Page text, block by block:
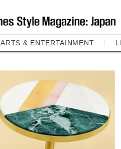
ARTS & ENTERTAINMENT